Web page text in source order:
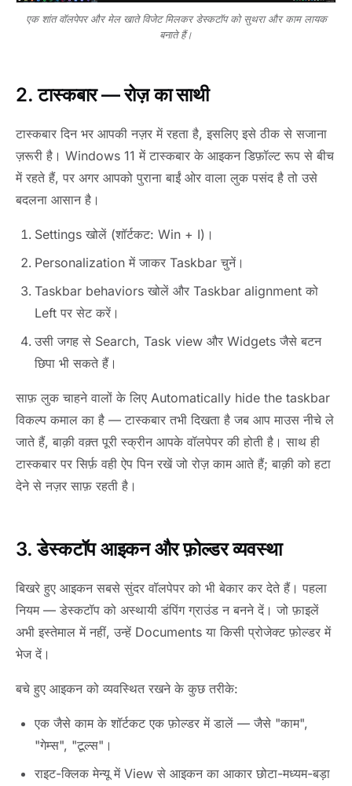
एक शांत वॉलपेपर और मेल खाते विजेट मिलकर डेस्कटॉप को सुथरा और काम लायक
बनाते हैं।
2. टास्कबार — रोज़ का साथी
टास्कबार दिन भर आपकी नज़र में रहता है, इसलिए इसे ठीक से सजाना
ज़रूरी है। Windows 11 में टास्कबार के आइकन डिफ़ॉल्ट रूप से बीच
में रहते हैं, पर अगर आपको पुराना बाईं ओर वाला लुक पसंद है तो उसे
बदलना आसान है।
Settings खोलें (शॉर्टकट: Win + I)।
Personalization में जाकर Taskbar चुनें।
Taskbar behaviors खोलें और Taskbar alignment को
Left पर सेट करें।
उसी जगह से Search, Task view और Widgets जैसे बटन
छिपा भी सकते हैं।
साफ़ लुक चाहने वालों के लिए Automatically hide the taskbar
विकल्प कमाल का है — टास्कबार तभी दिखता है जब आप माउस नीचे ले
जाते हैं, बाक़ी वक़्त पूरी स्क्रीन आपके वॉलपेपर की होती है। साथ ही
टास्कबार पर सिर्फ़ वही ऐप पिन रखें जो रोज़ काम आते हैं; बाक़ी को हटा
देने से नज़र साफ़ रहती है।
3. डेस्कटॉप आइकन और फ़ोल्डर व्यवस्था
बिखरे हुए आइकन सबसे सुंदर वॉलपेपर को भी बेकार कर देते हैं। पहला
नियम — डेस्कटॉप को अस्थायी डंपिंग ग्राउंड न बनने दें। जो फ़ाइलें
अभी इस्तेमाल में नहीं, उन्हें Documents या किसी प्रोजेक्ट फ़ोल्डर में
भेज दें।
बचे हुए आइकन को व्यवस्थित रखने के कुछ तरीके:
एक जैसे काम के शॉर्टकट एक फ़ोल्डर में डालें — जैसे "काम",
"गेम्स", "टूल्स"।
राइट-क्लिक मेन्यू में View से आइकन का आकार छोटा-मध्यम-बड़ा